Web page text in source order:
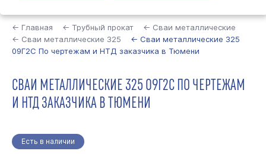
← Главная ← Трубный прокат
← Сваи металлические
← Сваи металлические 325
← Сваи металлические 325
09Г2С По чертежам и НТД заказчика в Тюмени
СВАИ МЕТАЛЛИЧЕСКИЕ 325 09Г2С ПО ЧЕРТЕЖАМ
И НТД ЗАКАЗЧИКА В ТЮМЕНИ
Есть в наличии